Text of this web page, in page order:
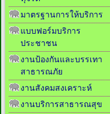
มาตรฐานการให้บริการ
แบบฟอร์มบริการ
ประชาชน
งานป้องกันและบรรเทา
สาธารณภัย
งานสังคมสงเคราะห์
งานบริการสาธารณสุข